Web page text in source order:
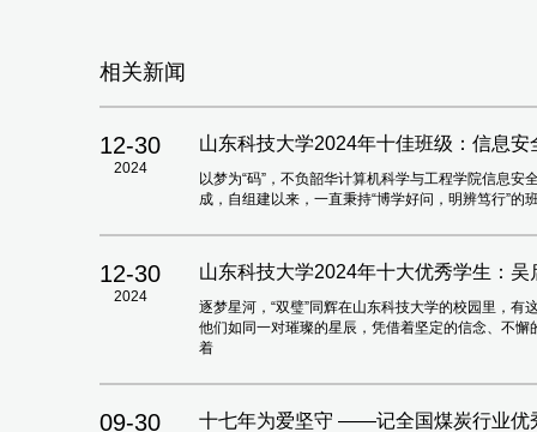
相关新闻
12-30
2024
山东科技大学2024年十佳班级：信息安
以梦为“码”，不负韶华计算机科学与工程学院信息
成，自组建以来，一直秉持“博学好问，明辨笃行”
12-30
2024
山东科技大学2024年十大优秀学生：吴
逐梦星河，“双璧”同辉在山东科技大学的校园里，
他们如同一对璀璨的星辰，凭借着坚定的信念、不
着
09-30 十七年为爱坚守 ——记全国煤炭行业优